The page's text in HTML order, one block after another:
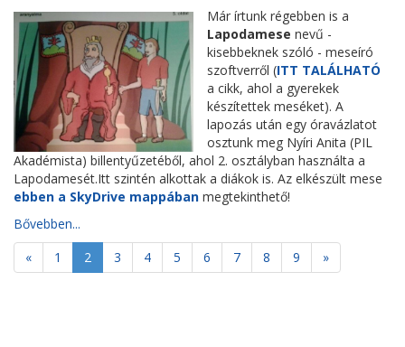
Már írtunk régebben is a
Lapodamesenevű -
kisebbeknek szóló - meseíró
szoftverről (ITT TALÁLHATÓ
a cikk, ahol a gyerekek
készítettek meséket). A
lapozás után egy óravázlatot
osztunk meg Nyíri Anita (PIL
Akadémista) billentyűzetéből, ahol 2. osztályban használta a
Lapodamesét.Itt szintén alkottak a diákok is. Az elkészült mese
ebben a SkyDrive mappában megtekinthető!
Bővebben...
«
1 2 3 4 5 6 7 8 9 »